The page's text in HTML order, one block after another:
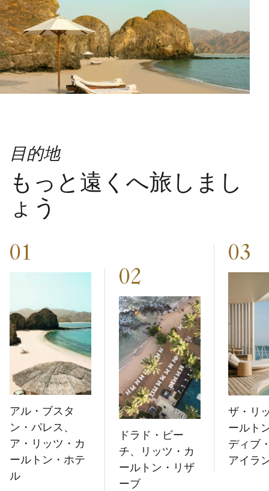
目的地
もっと遠くへ旅しまし
ょう
01
アル・ブスタ
ン・パレス、
ア・リッツ・カ
ールトン・ホテ
ル
02
ドラド・ビー
チ、リッツ・カ
ールトン・リザ
ーブ
03
ザ・リ
ールト
ディブ
アイラ